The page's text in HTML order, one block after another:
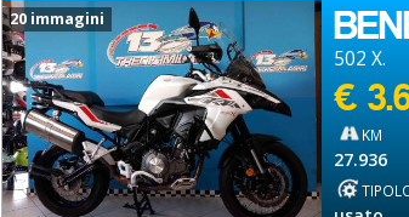
20 immagini
502 X.
€
KM
27.936